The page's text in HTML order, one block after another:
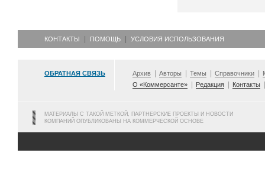
КОНТАКТЫ ПОМОЩЬ УСЛОВИЯ ИСПОЛЬЗОВАНИЯ
ОБРАТНАЯ СВЯЗЬ Архив Авторы Темы Справочники
О «Коммерсанте»
Редакция Контакты
МАТЕРИАЛЫ С ТАКОЙ МЕТКОЙ, ПАРТНЕРСКИЕ ПРОЕКТЫ И НОВОСТИ
КОМПАНИЙ ОПУБЛИКОВАНЫ НА КОММЕРЧЕСКОЙ ОСНОВЕ